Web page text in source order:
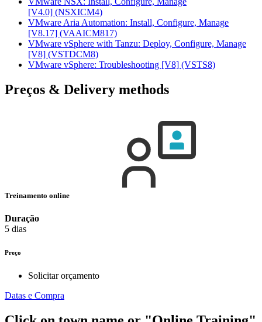
[V4.0] (NSXICM4)
VMware Aria Automation: Install, Configure, Manage
[V8.17] (VAAICM817)
VMware vSphere with Tanzu: Deploy, Configure, Manage
[V8] (VSTDCM8)
VMware vSphere: Troubleshooting [V8] (VSTS8)
Preços & Delivery methods
Treinamento online
Duração
5 dias
Preço
Solicitar orçamento
Datas e Compra